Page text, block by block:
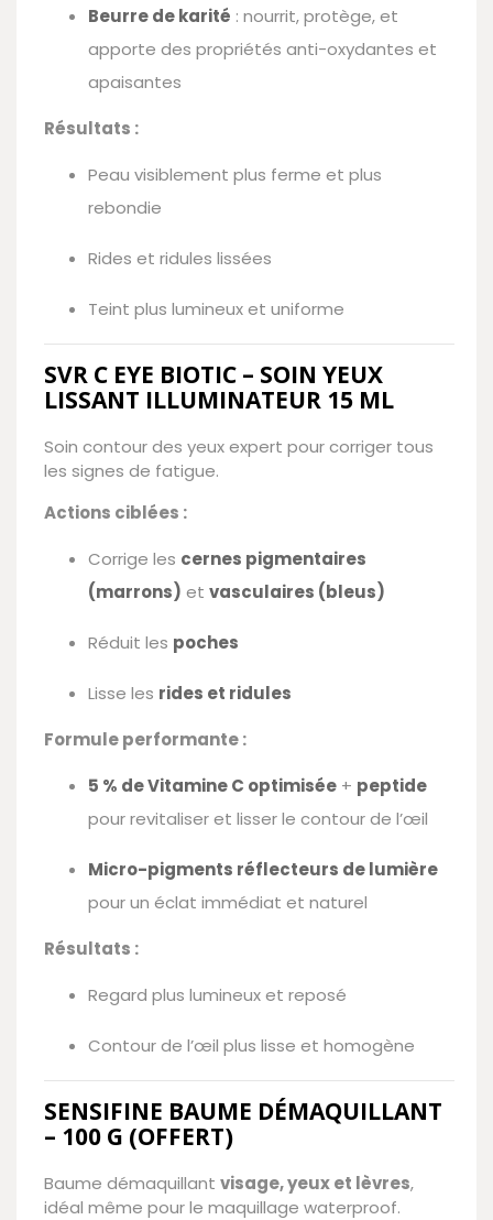
Beurre de karité : nourrit, protège, et
apporte des propriétés anti-oxydantes et
apaisantes
Résultats :
Peau visiblement plus ferme et plus
rebondie
Rides et ridules lissées
Teint plus lumineux et uniforme
SVR C EYE BIOTIC – SOIN YEUX
LISSANT ILLUMINATEUR 15 ML
Soin contour des yeux expert pour corriger tous
les signes de fatigue.
Actions ciblées :
Corrige les cernes pigmentaires
(marrons) et vasculaires (bleus)
Réduit les poches
Lisse les rides et ridules
Formule performante :
5 % de Vitamine C optimisée + peptide
pour revitaliser et lisser le contour de l’œil
Micro-pigments réflecteurs de lumière
pour un éclat immédiat et naturel
Résultats :
Regard plus lumineux et reposé
Contour de l’œil plus lisse et homogène
SENSIFINE BAUME DÉMAQUILLANT
– 100 G (OFFERT)
Baume démaquillant visage, yeux et lèvres,
idéal même pour le maquillage waterproof.